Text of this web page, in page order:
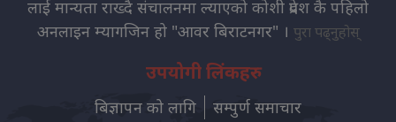
लाई मान्यता राख्दै संचालनमा ल्याएको कोशी प्रदेश कै पहिलो
अनलाइन म्यागजिन हो "आवर बिराटनगर" । पुरा पढ्नुहोस्
उपयोगी लिंकहरु
बिज्ञापन को लागि सम्पुर्ण समाचार